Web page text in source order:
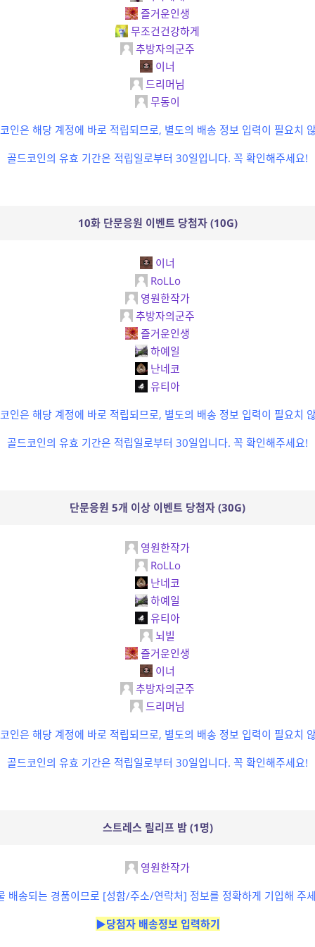
즐거운인생
무조건건강하게
추방자의군주
이너
드리머님
무동이
인은 해당 계정에 바로 적립되므로, 별도의 배송 정보 입력이 필요치
골드코인의 유효 기간은 적립일로부터 30일입니다. 꼭 확인해주세요!
10화 단문응원 이벤트 당첨자 (10G)
이너
RoLLo
영원한작가
추방자의군주
즐거운인생
하예일
난네코
유티아
인은 해당 계정에 바로 적립되므로, 별도의 배송 정보 입력이 필요치
골드코인의 유효 기간은 적립일로부터 30일입니다. 꼭 확인해주세요!
단문응원 5개 이상 이벤트 당첨자 (30G)
영원한작가
RoLLo
난네코
하예일
유티아
뇌빌
즐거운인생
이너
추방자의군주
드리머님
인은 해당 계정에 바로 적립되므로, 별도의 배송 정보 입력이 필요치
골드코인의 유효 기간은 적립일로부터 30일입니다. 꼭 확인해주세요!
스트레스 릴리프 밤 (1명)
영원한작가
배송되는 경품이므로 [성함/주소/연락처] 정보를 정확하게 기입해 주
▶당첨자 배송정보 입력하기